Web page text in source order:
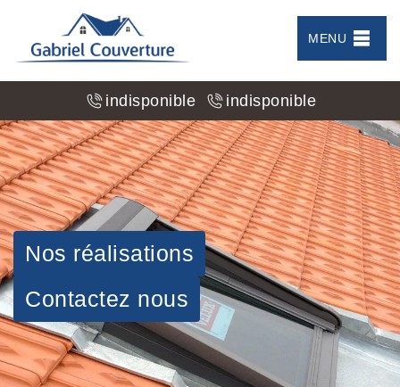
MENU
indisponible indisponible
Nos réalisations
Contactez nous